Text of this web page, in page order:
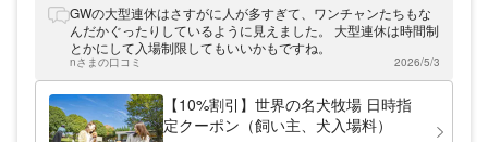
るだけとスムーズに入場できます。道の駅う
つのみや ろまんちっく村 湯処あぐりのお得
なクーポンを使って、自然溢れる道の駅と温
わんちゃんに優しい自然生薬・黄柏水を使っ
たサプリメントプール、滑り台などの遊具が
設置され子供も遊べる広場、ダルメシアン、
グレートピレニーズ、セントバーナードなど
の大型犬が勢揃いした「大型犬牧場」、わん
ちゃんを自分の手で洗ってあげられるセルフ
グルーミングルーム、わんちゃんとふれあえ
たり散歩したりできる「ふれあいコーナ
GWの大型連休はさすがに人が多すぎて、ワンチャンたちもな
んだかぐったりしているように見えました。 大型連休は時間制
とかにして入場制限してもいいかもですね。
nさまの口コミ 2026/5/3
【10%割引】世界の名犬牧場 日時指
定クーポン（飼い主、犬入場料）